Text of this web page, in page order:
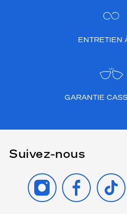
ENTRETIEN
GARANTIE
Suivez-nous
INSTAGRAMFACEBOOK
TIKTOK